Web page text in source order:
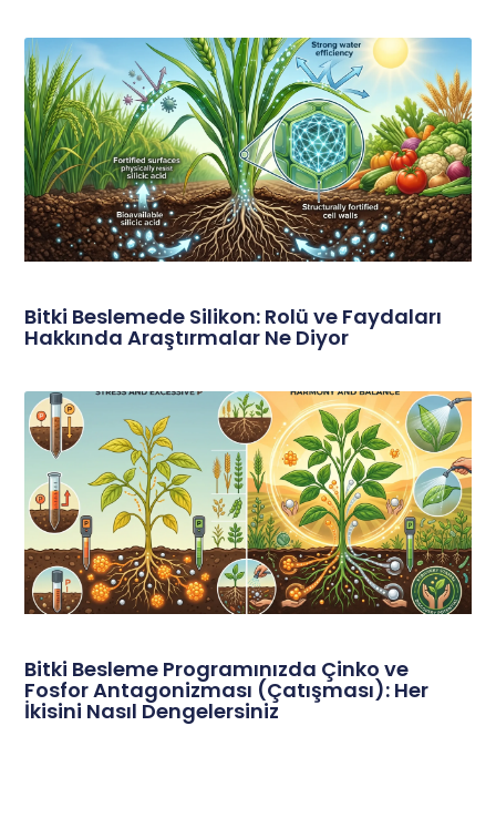
Bitki Beslemede Silikon: Rolü ve Faydaları
Hakkında Araştırmalar Ne Diyor
Bitki Besleme Programınızda Çinko ve
Fosfor Antagonizması (Çatışması): Her
İkisini Nasıl Dengelersiniz